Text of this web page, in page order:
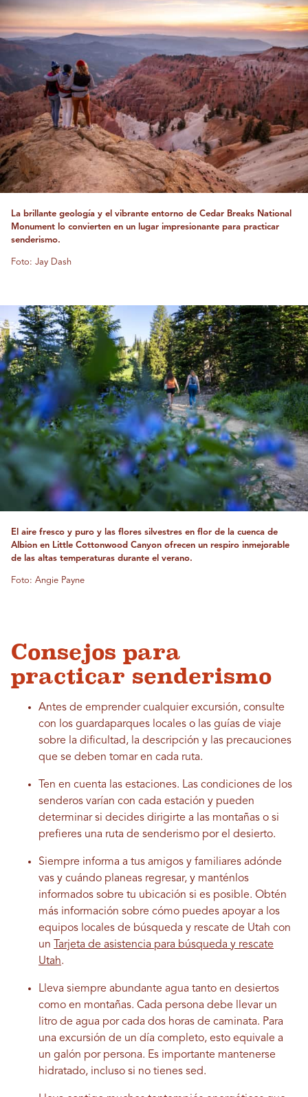
La brillante geología y el vibrante entorno de Cedar Breaks National
Monument lo convierten en un lugar impresionante para practicar
senderismo.
Foto: Jay Dash
El aire fresco y puro y las flores silvestres en flor de la cuenca de
Albion en Little Cottonwood Canyon ofrecen un respiro inmejorable
de las altas temperaturas durante el verano.
Foto: Angie Payne
Consejos para
practicar senderismo
Antes de emprender cualquier excursión, consulte
con los guardaparques locales o las guías de viaje
sobre la dificultad, la descripción y las precauciones
que se deben tomar en cada ruta.
Ten en cuenta las estaciones. Las condiciones de los
senderos varían con cada estación y pueden
determinar si decides dirigirte a las montañas o si
prefieres una ruta de senderismo por el desierto.
Siempre informa a tus amigos y familiares adónde
vas y cuándo planeas regresar, y manténlos
informados sobre tu ubicación si es posible. Obtén
más información sobre cómo puedes apoyar a los
equipos locales de búsqueda y rescate de Utah con
un
Tarjeta de asistencia para búsqueda y rescate
Utah.
Lleva siempre abundante agua tanto en desiertos
como en montañas. Cada persona debe llevar un
litro de agua por cada dos horas de caminata. Para
una excursión de un día completo, esto equivale a
un galón por persona. Es importante mantenerse
hidratado, incluso si no tienes sed.